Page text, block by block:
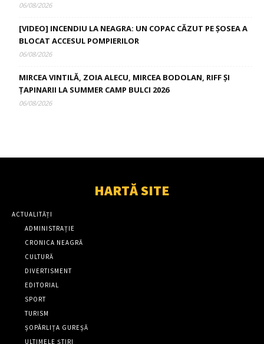
06/08/2026
[VIDEO] INCENDIU LA NEAGRA: UN COPAC CĂZUT PE ȘOSEA A
BLOCAT ACCESUL POMPIERILOR
06/08/2026
MIRCEA VINTILĂ, ZOIA ALECU, MIRCEA BODOLAN, RIFF ȘI
ȚAPINARII LA SUMMER CAMP BULCI 2026
06/08/2026
HARTĂ SITE
ACTUALITĂȚI
ADMINISTRAȚIE
CRONICA NEAGRĂ
CULTURĂ
DIVERTISMENT
EDITORIAL
SPORT
TURISM
ȘOPÂRLIȚA GUREȘĂ
ULTIMELE ȘTIRI